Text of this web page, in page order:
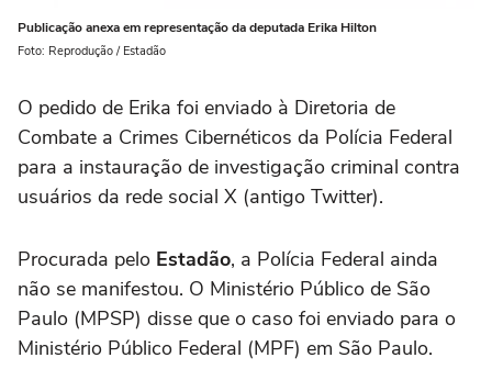
Publicação anexa em representação da deputada Erika Hilton
Foto: Reprodução / Estadão
O pedido de Erika foi enviado à Diretoria de
Combate a Crimes Cibernéticos da Polícia Federal
para a instauração de investigação criminal contra
usuários da rede social X (antigo Twitter).
Procurada pelo Estadão, a Polícia Federal ainda
não se manifestou. O Ministério Público de São
Paulo (MPSP) disse que o caso foi enviado para o
Ministério Público Federal (MPF) em São Paulo.